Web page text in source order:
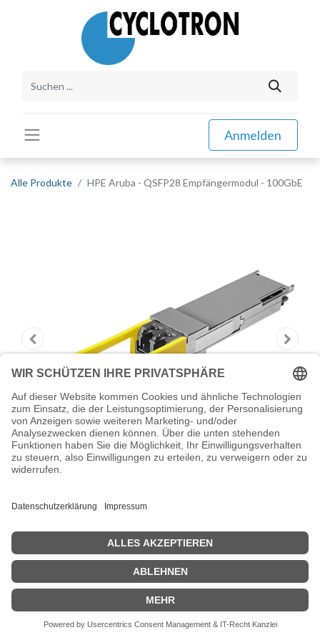
Anmelden
Alle Produkte HPE Aruba - QSFP28 Empfängermodul - 100GbE
100GbE
HPE Aruba - QSFP28 Empfängermodul - 100GbE - 100GBase-LR -
LC Single-Modus - bis zu 10 km - 850 nm / 1310 nm
Zeige Preise inklusiv MwSt. (Brutto)
2.994,94€ inkl. MwSt.